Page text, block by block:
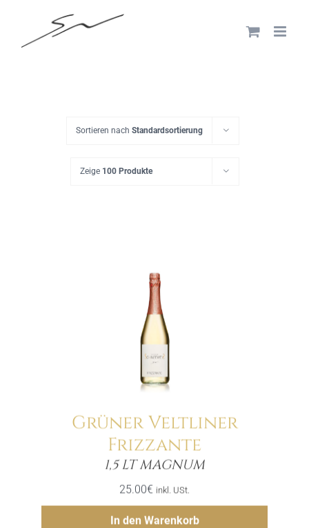
content
Sortieren nach Standardsortierung
Zeige 100 Produkte
Grüner Veltliner
Frizzante
1,5 LT MAGNUM
25.00€ inkl. USt.
In den Warenkorb
Menge
Hinzufügen